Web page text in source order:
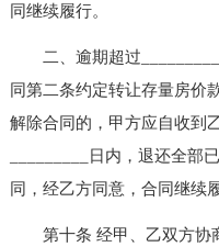
同继续履行。
二、逾期超过_________
同第二条约定转让存量房价
解除合同的，甲方应自收到
_________日内，退还全部
同，经乙方同意，合同继续
第十条 经甲、乙双方协